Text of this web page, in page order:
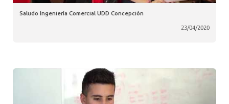
Saludo Ingeniería Comercial UDD Concepción
23/04/2020